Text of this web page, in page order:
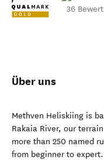
36
Über uns
Methven Heliskiing is
Rakaia River, our
more than 250 named
from beginner to